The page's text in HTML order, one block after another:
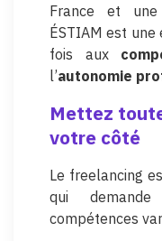
France et
ÉSTIAM est
fois aux
l’autonomie
Mettez
votre côté
Le freelancing
qui
compétences